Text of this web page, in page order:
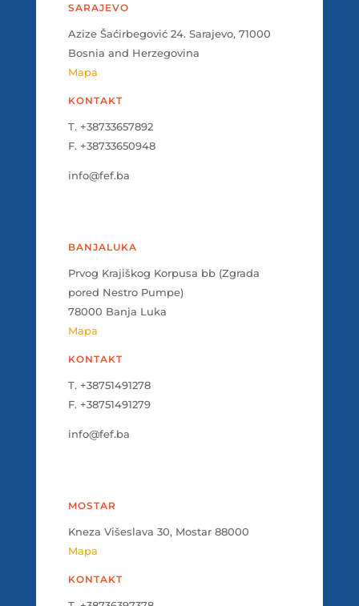
SARAJEVO
Azize Šaćirbegović 24. Sarajevo, 71000
Bosnia and Herzegovina
Mapa
KONTAKT
T. +38733657892
F. +38733650948
info@fef.ba
BANJALUKA
Prvog Krajiškog Korpusa bb (Zgrada
pored Nestro Pumpe)
78000 Banja Luka
Mapa
KONTAKT
T. +38751491278
F. +38751491279
info@fef.ba
MOSTAR
Kneza Višeslava 30, Mostar 88000
Mapa
KONTAKT